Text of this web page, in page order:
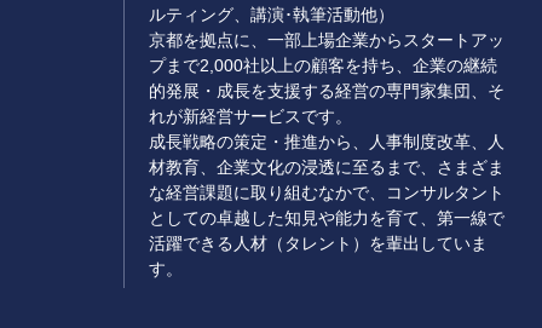
ルティング、講演･執筆活動他）
京都を拠点に、一部上場企業からスタートアッ
プまで2,000社以上の顧客を持ち、企業の継続
的発展・成長を支援する経営の専門家集団、そ
れが新経営サービスです。
成長戦略の策定・推進から、人事制度改革、人
材教育、企業文化の浸透に至るまで、さまざま
な経営課題に取り組むなかで、コンサルタント
としての卓越した知見や能力を育て、第一線で
活躍できる人材（タレント）を輩出していま
す。